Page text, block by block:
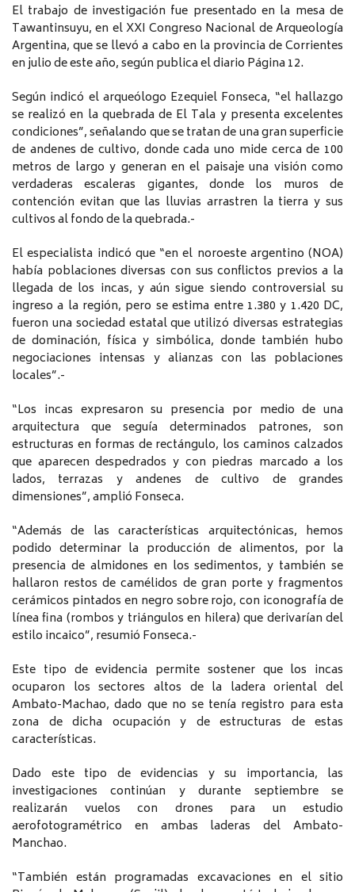
El trabajo de investigación fue presentado en la mesa de
Tawantinsuyu, en el XXI Congreso Nacional de Arqueología
Argentina, que se llevó a cabo en la provincia de Corrientes
en julio de este año, según publica el diario Página 12.
Según indicó el arqueólogo Ezequiel Fonseca, “el hallazgo
se realizó en la quebrada de El Tala y presenta excelentes
condiciones”, señalando que se tratan de una gran superficie
de andenes de cultivo, donde cada uno mide cerca de 100
metros de largo y generan en el paisaje una visión como
verdaderas escaleras gigantes, donde los muros de
contención evitan que las lluvias arrastren la tierra y sus
cultivos al fondo de la quebrada.-
El especialista indicó que “en el noroeste argentino (NOA)
había poblaciones diversas con sus conflictos previos a la
llegada de los incas, y aún sigue siendo controversial su
ingreso a la región, pero se estima entre 1.380 y 1.420 DC,
fueron una sociedad estatal que utilizó diversas estrategias
de dominación, física y simbólica, donde también hubo
negociaciones intensas y alianzas con las poblaciones
locales”.-
“Los incas expresaron su presencia por medio de una
arquitectura que seguía determinados patrones, son
estructuras en formas de rectángulo, los caminos calzados
que aparecen despedrados y con piedras marcado a los
lados, terrazas y andenes de cultivo de grandes
dimensiones”, amplió Fonseca.
“Además de las características arquitectónicas, hemos
podido determinar la producción de alimentos, por la
presencia de almidones en los sedimentos, y también se
hallaron restos de camélidos de gran porte y fragmentos
cerámicos pintados en negro sobre rojo, con iconografía de
línea fina (rombos y triángulos en hilera) que derivarían del
estilo incaico”, resumió Fonseca.-
Este tipo de evidencia permite sostener que los incas
ocuparon los sectores altos de la ladera oriental del
Ambato-Machao, dado que no se tenía registro para esta
zona de dicha ocupación y de estructuras de estas
características.
Dado este tipo de evidencias y su importancia, las
investigaciones continúan y durante septiembre se
realizarán vuelos con drones para un estudio
aerofotogramétrico en ambas laderas del Ambato-
Manchao.
“También están programadas excavaciones en el sitio